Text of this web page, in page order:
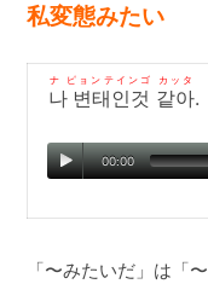
私変態みたい
나 변태인것 같아
ナ ピョンテインゴ カッタ
.
00:00
「〜みたいだ」は「〜